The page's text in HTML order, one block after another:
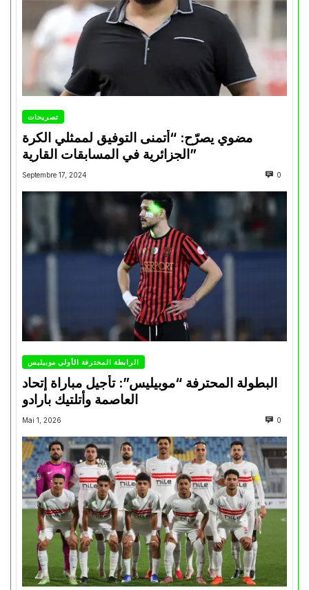
تصريحات
مضوي يصرّح: “أتمنى التوفيق لممثلي الكرة
الجزائرية في المسابقات القارية”
Septembre 17, 2024 0
الرابطة المحترفة الأولى موبيليس
البطولة المحترفة “موبيليس”: تأجيل مباراة إتحاد
العاصمة وأتلتيك بارادو
Mai 1, 2026 0